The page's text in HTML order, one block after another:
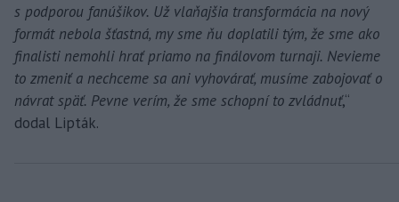
s podporou fanúšikov. Už vlaňajšia transformácia na nový
formát nebola šťastná, my sme ňu doplatili tým, že sme ako
finalisti nemohli hrať priamo na finálovom turnaji. Nevieme
to zmeniť a nechceme sa ani vyhovárať, musíme zabojovať o
návrat späť. Pevne verím, že sme schopní to zvládnuť,“
dodal Lipták.